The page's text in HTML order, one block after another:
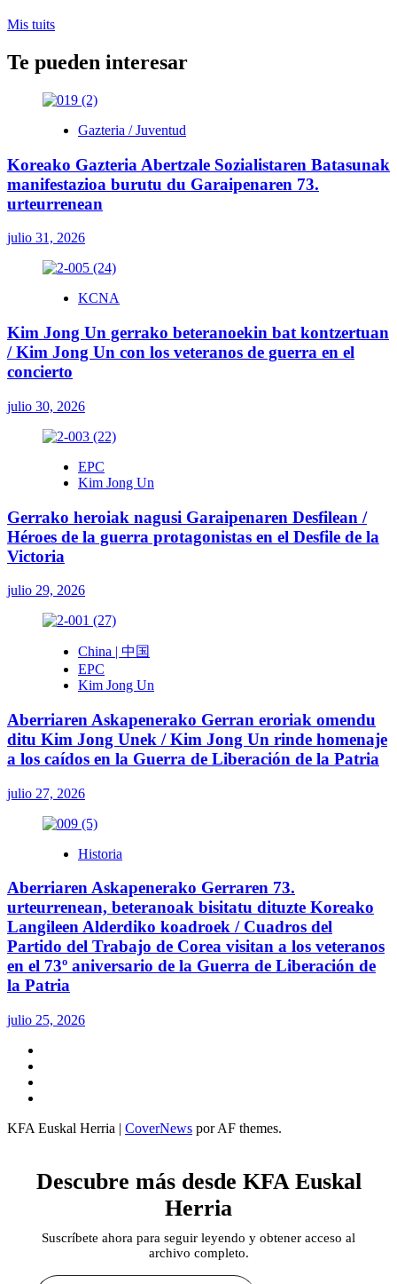
Mis tuits
Te pueden interesar
Gazteria / Juventud
Koreako Gazteria Abertzale Sozialistaren Batasunak
manifestazioa burutu du Garaipenaren 73.
urteurrenean
julio 31, 2026
KCNA
Kim Jong Un gerrako beteranoekin bat kontzertuan
/ Kim Jong Un con los veteranos de guerra en el
concierto
julio 30, 2026
EPC
Kim Jong Un
Gerrako heroiak nagusi Garaipenaren Desfilean /
Héroes de la guerra protagonistas en el Desfile de la
Victoria
julio 29, 2026
China | 中国
EPC
Kim Jong Un
Aberriaren Askapenerako Gerran eroriak omendu
ditu Kim Jong Unek / Kim Jong Un rinde homenaje
a los caídos en la Guerra de Liberación de la Patria
julio 27, 2026
Historia
Aberriaren Askapenerako Gerraren 73.
urteurrenean, beteranoak bisitatu dituzte Koreako
Langileen Alderdiko koadroek / Cuadros del
Partido del Trabajo de Corea visitan a los veteranos
en el 73º aniversario de la Guerra de Liberación de
la Patria
julio 25, 2026
KFA Euskal Herria | CoverNews por AF themes.
Descubre más desde KFA Euskal
Herria
Suscríbete ahora para seguir leyendo y obtener acceso al
archivo completo.